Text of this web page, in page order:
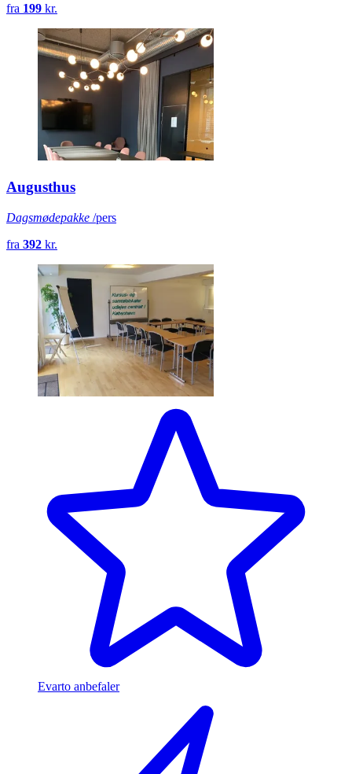
fra 199 kr.
Augusthus
Dagsmødepakke /pers
fra 392 kr.
Evarto anbefaler